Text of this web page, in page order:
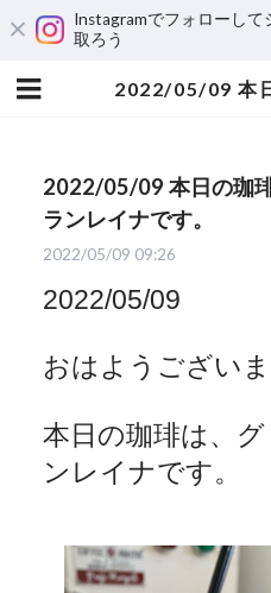
Instagramでフォローし
取ろう
2022/05/09 本日の珈
ランレイナです。
2022/05/09 09:26
2022/05/09
おはようございま
本日の珈琲は、
ンレイナです。